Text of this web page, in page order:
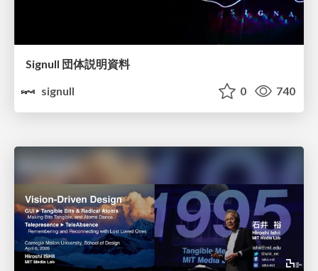
Signull 団体説明資料
signull
0 740